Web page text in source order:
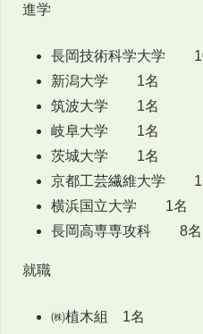
進学
長岡技術科学大学
新潟大学 1名
筑波大学 1名
岐阜大学 1名
茨城大学 1名
京都工芸繊維大学 1
横浜国立大学 1名
長岡高専専攻科 8名
就職
㈱植木組 1名